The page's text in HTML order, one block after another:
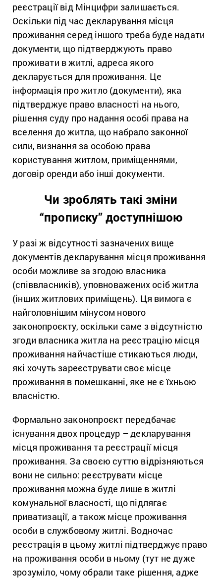
реєстрації від Мінцифри залишається.
Оскільки під час декларування місця
проживання серед іншого треба буде надати
документи, що підтверджують право
проживати в житлі, адреса якого
декларується для проживання. Це
інформація про житло (документи), яка
підтверджує право власності на нього,
рішення суду про надання особі права на
вселення до житла, що набрало законної
сили, визнання за особою права
користування житлом, приміщеннями,
договір оренди або інші документи.
Чи зроблять такі зміни
“прописку” доступнішою
У разі ж відсутності зазначених вище
документів декларування місця проживання
особи можливе за згодою власника
(співвласників), уповноважених осіб житла
(інших житлових приміщень). Ця вимога є
найголовнішим мінусом нового
законопроєкту, оскільки саме з відсутністю
згоди власника житла на реєстрацію місця
проживання найчастіше стикаються люди,
які хочуть зареєструвати своє місце
проживання в помешканні, яке не є їхньою
власністю.
Формально законопроєкт передбачає
існування двох процедур – декларування
місця проживання та реєстрації місця
проживання. За своєю суттю відрізняються
вони не сильно: реєструвати місце
проживання можна буде лише в житлі
комунальної власності, що підлягає
приватизації, а також місце проживання
особи в службовому житлі. Водночас
реєстрація в цьому житлі підтверджує право
на проживання особи в ньому (тут не дуже
зрозуміло, чому обрали таке рішення, адже